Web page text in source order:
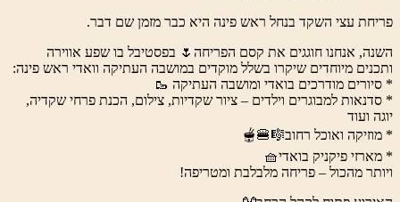
פריחת עצי השקד בנחל ראש פינה היא כבר מזמן שם דבר.
השנה, אנחנו חוגגים את קסם הפריחה🌷 בפסטיבל בו שפע אווירה
ותכנים מיוחדים שיקרו בשלל מוקדים במושבה העתיקה וואדי ראש פינה:
* סיורים מודרכים בואדי ומושבה העתיקה 🥾
* סדנאות למבוגרים וילדים – ציור שקדיות, צילום, הכנת פרחי שקדיה,
יוגה ועוד
* מוזיקה ואוכל רחוב🎼🍔🫕
* מארזי פיקניק בואדי🧺
ויותר מהכול – פריחה מלבלבת ומטריפה!